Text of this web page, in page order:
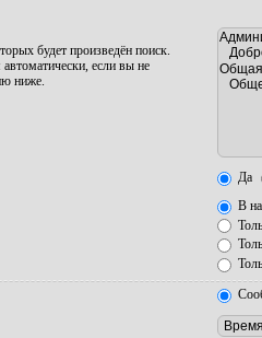
будет произведён поиск.
если вы не
ниже.
Да
В